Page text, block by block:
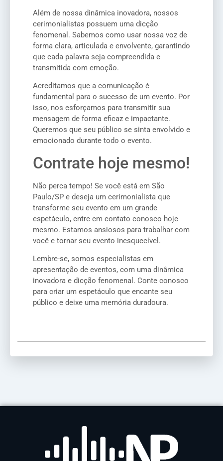
Além de nossa dinâmica inovadora, nossos
cerimonialistas possuem uma dicção
fenomenal. Sabemos como usar nossa voz de
forma clara, articulada e envolvente, garantindo
que cada palavra seja compreendida e
transmitida com emoção.
Acreditamos que a comunicação é
fundamental para o sucesso de um evento. Por
isso, nos esforçamos para transmitir sua
mensagem de forma eficaz e impactante.
Queremos que seu público se sinta envolvido e
emocionado durante todo o evento.
Contrate hoje mesmo!
Não perca tempo! Se você está em São
Paulo/SP e deseja um cerimonialista que
transforme seu evento em um grande
espetáculo, entre em contato conosco hoje
mesmo. Estamos ansiosos para trabalhar com
você e tornar seu evento inesquecível.
Lembre-se, somos especialistas em
apresentação de eventos, com uma dinâmica
inovadora e dicção fenomenal. Conte conosco
para criar um espetáculo que encante seu
público e deixe uma memória duradoura.